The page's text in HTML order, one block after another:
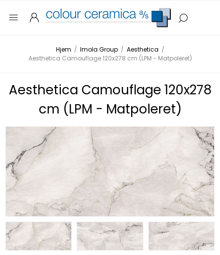
Hjem / Imola Group / Aesthetica /
Aesthetica Camouflage 120x278 cm (LPM - Matpoleret)
Aesthetica Camouflage 120x278
cm (LPM - Matpoleret)